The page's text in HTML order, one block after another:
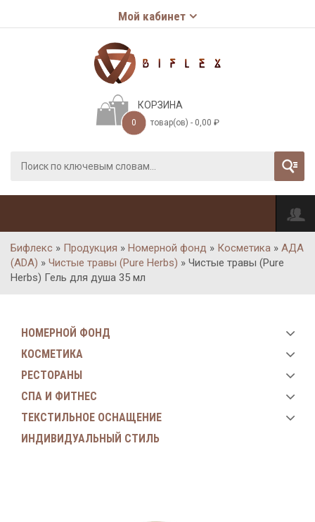
Мой кабинет
КОРЗИНА
0 товар(ов) - 0,00 ₽
Бифлекс » Продукция » Номерной фонд » Косметика » АДА
(ADA) » Чистые травы (Pure Herbs) » Чистые травы (Pure
Herbs) Гель для душа 35 мл
НОМЕРНОЙ ФОНД
КОСМЕТИКА
РЕСТОРАНЫ
СПА И ФИТНЕС
ТЕКСТИЛЬНОЕ ОСНАЩЕНИЕ
ИНДИВИДУАЛЬНЫЙ СТИЛЬ